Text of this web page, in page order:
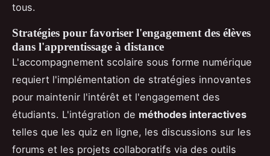
tous.
Stratégies pour favoriser l'engagement des élèves
dans l'apprentissage à distance
L'accompagnement scolaire sous forme numérique
requiert l'implémentation de stratégies innovantes
pour maintenir l'intérêt et l'engagement des
étudiants. L'intégration de méthodes interactives
telles que les quiz en ligne, les discussions sur les
forums et les projets collaboratifs via des outils